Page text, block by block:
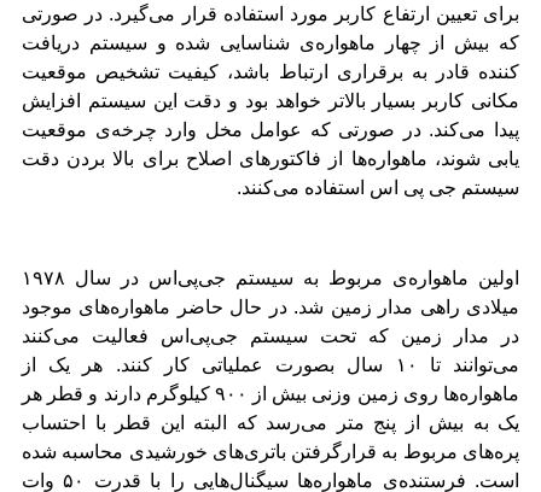
برای تعیین ارتفاع کاربر مورد استفاده قرار می‌گیرد. در صورتی
که بیش از چهار ماهواره‌ی شناسایی شده و سیستم دریافت
کننده‌ قادر به برقراری ارتباط باشد، کیفیت تشخیص موقعیت
مکانی کاربر بسیار بالاتر خواهد بود و دقت این سیستم افزایش
پیدا می‌کند. در صورتی که عوامل مخل وارد چرخه‌ی موقعیت
یابی شوند، ماهواره‌ها از فاکتورهای اصلاح برای بالا بردن دقت
سیستم جی پی اس استفاده می‌کنند.
اولین ماهواره‌ی مربوط به سیستم جی‌پی‌اس در سال ۱۹۷۸
میلادی راهی مدار زمین شد. در حال حاضر ماهواره‌های موجود
در مدار زمین که تحت سیستم جی‌پی‌اس فعالیت می‌کنند
می‌توانند تا ۱۰ سال بصورت عملیاتی کار کنند. هر یک از
ماهواره‌ها روی زمین وزنی بیش از ۹۰۰ کیلوگرم دارند و قطر هر
یک به بیش از پنج متر می‌رسد که البته این قطر با احتساب
پره‌های مربوط به قرارگرفتن باتری‌های خورشیدی محاسبه شده
است. فرستنده‌ی ماهواره‌ها سیگنال‌هایی را با قدرت ۵۰ وات